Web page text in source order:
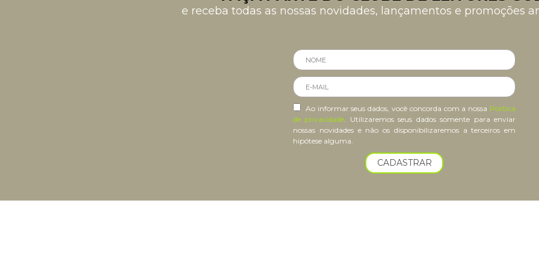
e receba todas as nossas novidades, lançamentos e promoções
Ao informar seus dados, você concorda com a nossa Política
de privacidade. Utilizaremos seus dados somente para enviar
nossas novidades e não os disponibilizaremos a terceiros em
hipótese alguma.
CADASTRAR